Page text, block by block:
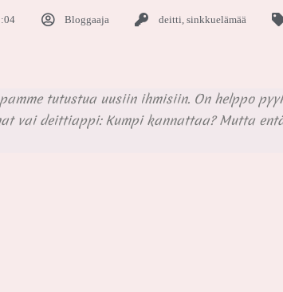
Bloggaaja deitti sinkkuelämää
tutustua uusiin ihmisiin. On helppo
vai deittiappi: Kumpi kannattaa? Mutta